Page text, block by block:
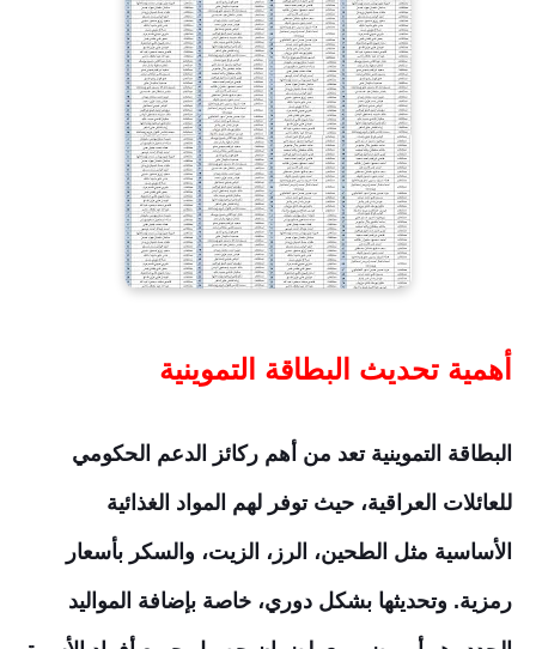
أهمية تحديث البطاقة التموينية
البطاقة التموينية تعد من أهم ركائز الدعم الحكومي
للعائلات العراقية، حيث توفر لهم المواد الغذائية
الأساسية مثل الطحين، الرز، الزيت، والسكر بأسعار
رمزية. وتحديثها بشكل دوري، خاصة بإضافة المواليد